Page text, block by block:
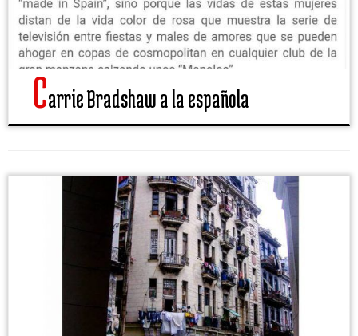
Carrie Bradshaw a la española